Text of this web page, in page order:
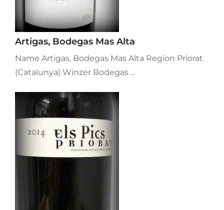
Artigas, Bodegas Mas Alta
Name Artigas, Bodegas Mas Alta Region Priorat
(Catalunya) Winzer Bodegas ...